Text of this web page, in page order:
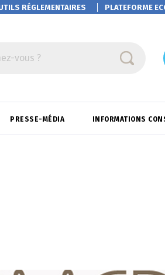
RÉGLEMENTAIRES PLATEFORME
vous ?
PRESSE-MÉDIA INFORMATIONS